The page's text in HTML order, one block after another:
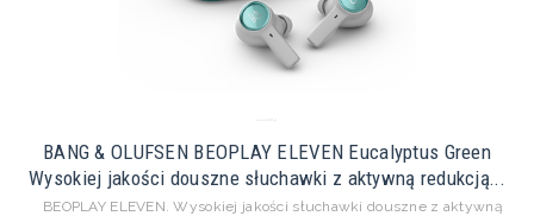
BANG & OLUFSEN BEOPLAY ELEVEN Eucalyptus Green
Wysokiej jakości douszne słuchawki z aktywną redukcją...
BEOPLAY ELEVEN. Wysokiej jakości słuchawki douszne z aktywną